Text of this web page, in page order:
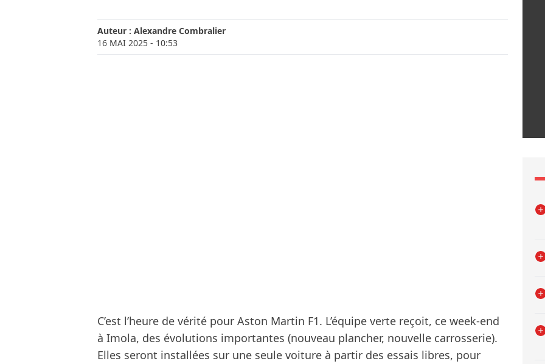
Auteur : Alexandre Combralier
16 MAI 2025 - 10:53
C’est l’heure de vérité pour Aston Martin F1. L’équipe verte reçoit, ce week-end
à Imola, des évolutions importantes (nouveau plancher, nouvelle carrosserie).
Elles seront installées sur une seule voiture à partir des essais libres, pour